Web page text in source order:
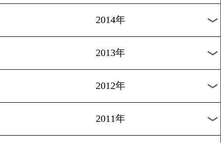
2023年
2022年
2021年
2020年